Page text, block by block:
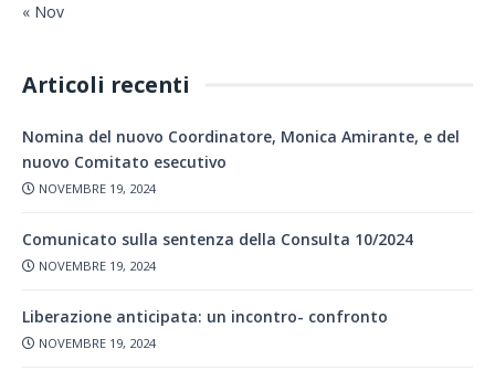
« Nov
Articoli recenti
Nomina del nuovo Coordinatore, Monica Amirante, e del
nuovo Comitato esecutivo
NOVEMBRE 19, 2024
Comunicato sulla sentenza della Consulta 10/2024
NOVEMBRE 19, 2024
Liberazione anticipata: un incontro- confronto
NOVEMBRE 19, 2024